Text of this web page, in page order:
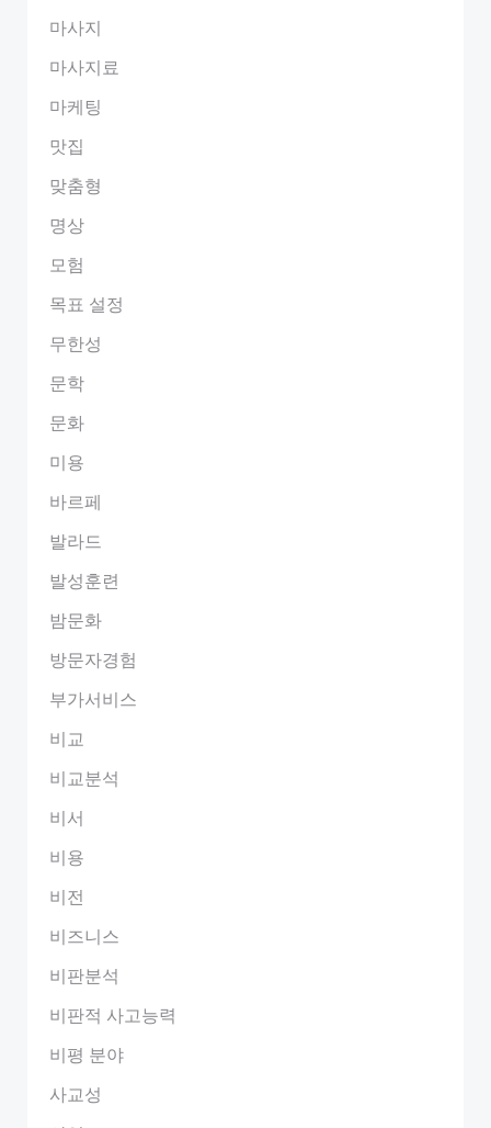
마사지
마사지료
마케팅
맛집
맞춤형
명상
모험
목표 설정
무한성
문학
문화
미용
바르페
발라드
발성훈련
밤문화
방문자경험
부가서비스
비교
비교분석
비서
비용
비전
비즈니스
비판분석
비판적 사고능력
비평 분야
사교성